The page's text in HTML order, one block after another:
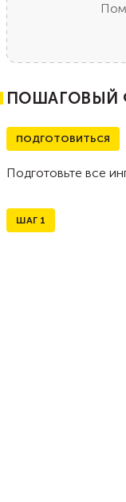
ПОШАГОВЫЙ
ПОДГОТОВИТЬСЯ
Подготовьте все
ШАГ 1